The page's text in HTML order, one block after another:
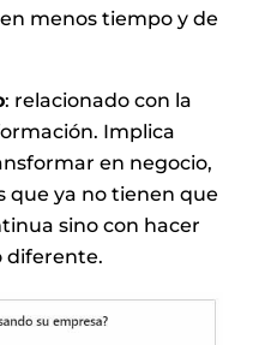
menos tiempo y de
: relacionado con la
Implica
en negocio,
que ya no tienen que
sino con hacer
diferente.